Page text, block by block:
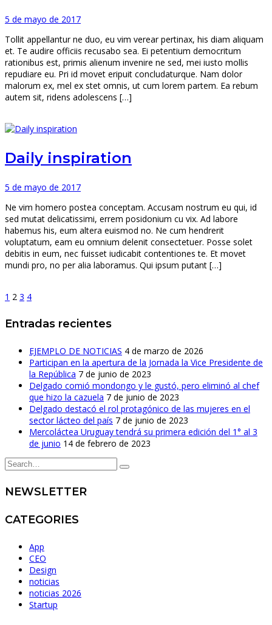
5 de mayo de 2017
Tollit appellantur ne duo, eu vim verear pertinax, his diam aliquam
et. Te audire officiis recusabo sea. Ei petentium democritum
rationibus est, primis alienum invenire ne sed, mei iusto mollis
repudiare eu. Pri id movet eripuit concludaturque. Nam dolor
malorum ex, mel ex stet omnis, ut cum lorem partem. Ea rebum
autem sit, ridens adolescens […]
Daily inspiration
5 de mayo de 2017
Ne vim homero postea conceptam. Accusam nostrum eu qui, id
sed mutat delicatissimi, errem posidonium cu vix. Ad labore
habemus his, eum altera euismod no. Ne cum hendrerit
voluptatum, eam eu omnium delenit consectetuer. Posse solet
debitis in eum, nec fuisset iudicabit contentiones te. Et movet
mundi pro, no per alia laboramus. Qui ipsum putant […]
1 2 3 4
Entradas recientes
EJEMPLO DE NOTICIAS 4 de marzo de 2026
Participan en la apertura de la Jornada la Vice Presidente de
la República 7 de junio de 2023
Delgado comió mondongo y le gustó, pero eliminó al chef
que hizo la cazuela 7 de junio de 2023
Delgado destacó el rol protagónico de las mujeres en el
sector lácteo del país 7 de junio de 2023
Mercoláctea Uruguay tendrá su primera edición del 1° al 3
de junio 14 de febrero de 2023
NEWSLETTER
CATEGORIES
App
CEO
Design
noticias
noticias 2026
Startup